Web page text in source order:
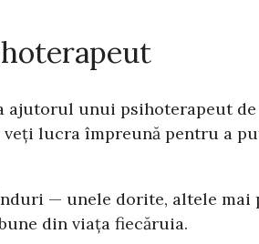
unui psihoterapeut
lucra împreună pentru a
— unele dorite, altele
din viața fiecăruia.